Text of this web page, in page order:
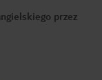
przez